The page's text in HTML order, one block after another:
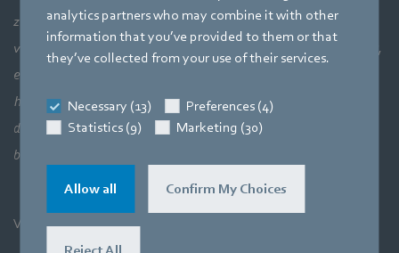
analytics partners who may combine it with other
information that you’ve provided to them or that
they’ve collected from your use of their services.
Necessary (13)
Preferences (4)
Statistics (9)
Marketing (30)
Allow all Confirm My Choices
zonder te kijken naar het grotere geheel: luchttechnische
verbanden en daarmee de perfecte interactie van motortechniek,
elektronica en aerodynamica. Onze drie kerncompetenties
hangen bij onze producten direct met elkaar samen. Want het
doel is altijd lucht en de beweging ervan uiterst efficiënt te
benutten.
Voorwaarden